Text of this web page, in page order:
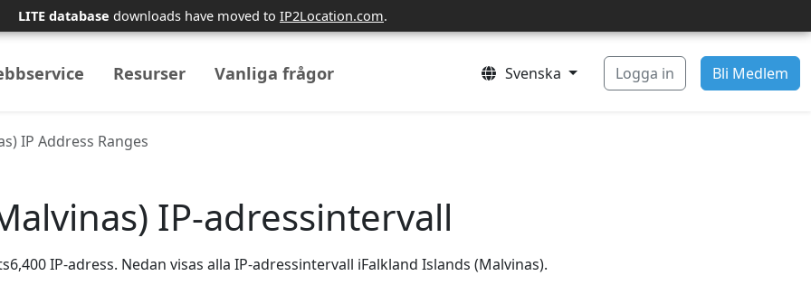
LITE database downloads have moved to IP2Location.com.
Resurser Vanliga frågor Svenska Logga in Bli Medlem
IP Address Ranges
IP-adressintervall
IP-adress. Nedan visas alla IP-adressintervall iFalkland Islands (Malvinas).